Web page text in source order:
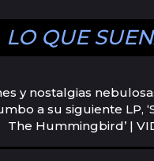
LO QUE
y nostalgias
a su siguiente LP,
The Hummingbird’ |